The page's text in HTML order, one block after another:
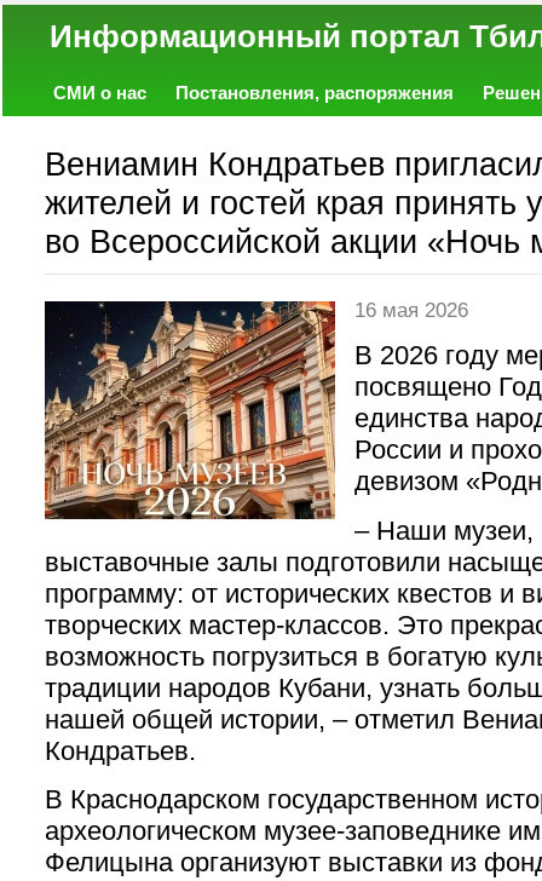
Информационный
СМИ о нас Постановления, распоряжения
Вениамин Кондратьев
жителей и гостей края принять
во Всероссийской акции «Ночь
16 мая 2026
В 2026 году
посвящено
единства
России и
девизом
– Наши музеи,
выставочные залы подготовили
программу: от исторических квестов и
творческих мастер-классов. Это
возможность погрузиться в богатую
традиции народов Кубани, узнать
нашей общей истории, – отметил
Кондратьев.
В Краснодарском государственном
археологическом музее-заповеднике
Фелицына организуют выставки из